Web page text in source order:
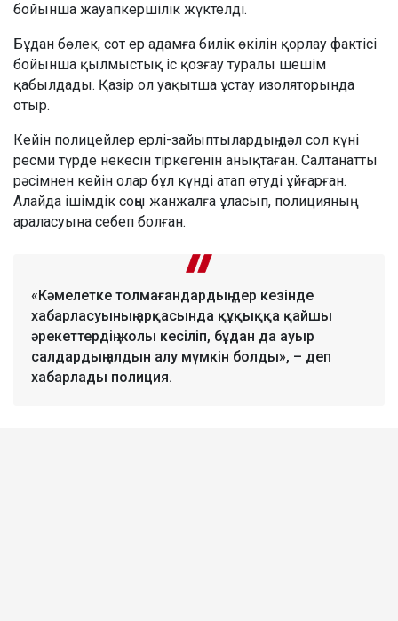
бойынша жауапкершілік жүктелді.
Бұдан бөлек, сот ер адамға билік өкілін қорлау фактісі
бойынша қылмыстық іс қозғау туралы шешім
қабылдады. Қазір ол уақытша ұстау изоляторында
отыр.
Кейін полицейлер ерлі-зайыптылардың дәл сол күні
ресми түрде некесін тіркегенін анықтаған. Салтанатты
рәсімнен кейін олар бұл күнді атап өтуді ұйғарған.
Алайда ішімдік соңы жанжалға ұласып, полицияның
араласуына себеп болған.
«Кәмелетке толмағандардың дер кезінде
хабарласуының арқасында құқыққа қайшы
әрекеттердің жолы кесіліп, бұдан да ауыр
салдардың алдын алу мүмкін болды», – деп
хабарлады полиция.